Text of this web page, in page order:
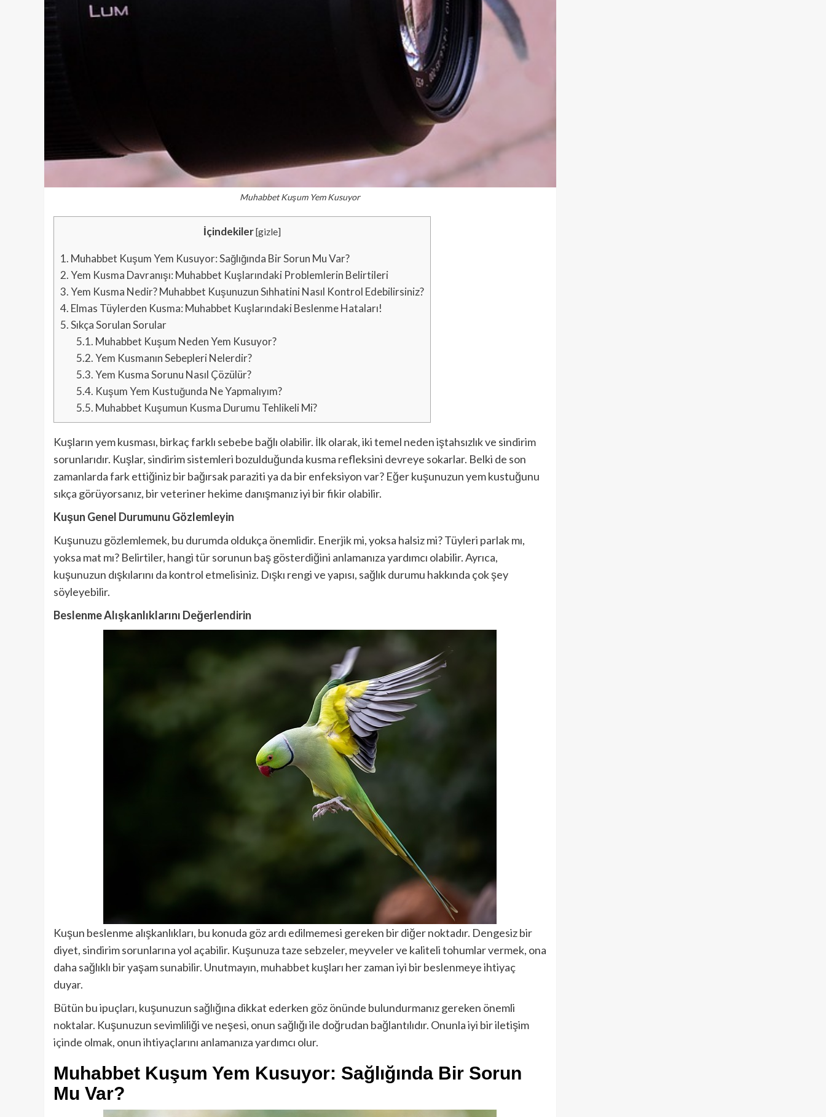
Muhabbet Kuşum Yem Kusuyor
İçindekiler[gizle]
1. Muhabbet Kuşum Yem Kusuyor: Sağlığında Bir Sorun Mu Var?
2.Yem Kusma Davranışı: Muhabbet Kuşlarındaki Problemlerin Belirtileri
3.Yem Kusma Nedir? Muhabbet Kuşunuzun Sıhhatini Nasıl Kontrol Edebilirsiniz?
4. Elmas Tüylerden Kusma: Muhabbet Kuşlarındaki Beslenme Hataları!
5.Sıkça Sorulan Sorular
5.1. Muhabbet Kuşum Neden Yem Kusuyor?
5.2.Yem Kusmanın Sebepleri Nelerdir?
5.3.Yem Kusma Sorunu Nasıl Çözülür?
5.4. Kuşum Yem Kustuğunda Ne Yapmalıyım?
5.5. Muhabbet Kuşumun Kusma Durumu Tehlikeli Mi?
Kuşların yem kusması, birkaç farklı sebebe bağlı olabilir. İlk olarak, iki temel neden iştahsızlık ve sindirim
sorunlarıdır. Kuşlar, sindirim sistemleri bozulduğunda kusma refleksini devreye sokarlar. Belki de son
zamanlarda fark ettiğiniz bir bağırsak paraziti ya da bir enfeksiyon var? Eğer kuşunuzun yem kustuğunu
sıkça görüyorsanız, bir veteriner hekime danışmanız iyi bir fikir olabilir.
Kuşun Genel Durumunu Gözlemleyin
Kuşunuzu gözlemlemek, bu durumda oldukça önemlidir. Enerjik mi, yoksa halsiz mi? Tüyleri parlak mı,
yoksa mat mı? Belirtiler, hangi tür sorunun baş gösterdiğini anlamanıza yardımcı olabilir. Ayrıca,
kuşunuzun dışkılarını da kontrol etmelisiniz. Dışkı rengi ve yapısı, sağlık durumu hakkında çok şey
söyleyebilir.
Beslenme Alışkanlıklarını Değerlendirin
Kuşun beslenme alışkanlıkları, bu konuda göz ardı edilmemesi gereken bir diğer noktadır. Dengesiz bir
diyet, sindirim sorunlarına yol açabilir. Kuşunuza taze sebzeler, meyveler ve kaliteli tohumlar vermek, ona
daha sağlıklı bir yaşam sunabilir. Unutmayın, muhabbet kuşları her zaman iyi bir beslenmeye ihtiyaç
duyar.
Bütün bu ipuçları, kuşunuzun sağlığına dikkat ederken göz önünde bulundurmanız gereken önemli
noktalar. Kuşunuzun sevimliliği ve neşesi, onun sağlığı ile doğrudan bağlantılıdır. Onunla iyi bir iletişim
içinde olmak, onun ihtiyaçlarını anlamanıza yardımcı olur.
Muhabbet Kuşum Yem Kusuyor: Sağlığında Bir Sorun
Mu Var?